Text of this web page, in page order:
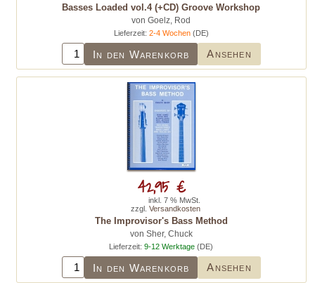
Basses Loaded vol.4 (+CD) Groove Workshop
von Goelz, Rod
Lieferzeit: 2-4 Wochen(DE)
In den Warenkorb Ansehen
The Improvisor's Bass Method
von Sher, Chuck
Lieferzeit:9-12 Werktage (DE)
In den Warenkorb Ansehen
42,95 €
inkl. 7 % MwSt.
zzgl. Versandkosten